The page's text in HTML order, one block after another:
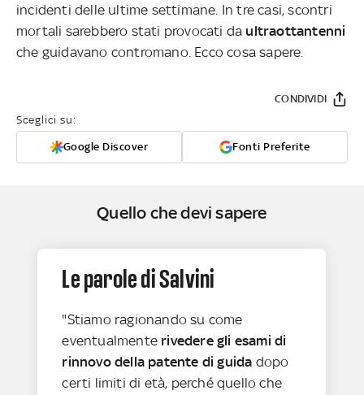
incidenti delle ultime settimane. In tre casi, scontri
mortali sarebbero stati provocati daultraottantenni
che guidavano contromano. Ecco cosa sapere.
Sceglici su:
Google Discover Fonti Preferite
CONDIVIDI
Quello che devi sapere
Le parole di Salvini
"Stiamo ragionando su come
eventualmente rivedere gli esami di
rinnovo della patente di guida dopo
certi limiti di età, perché quello che